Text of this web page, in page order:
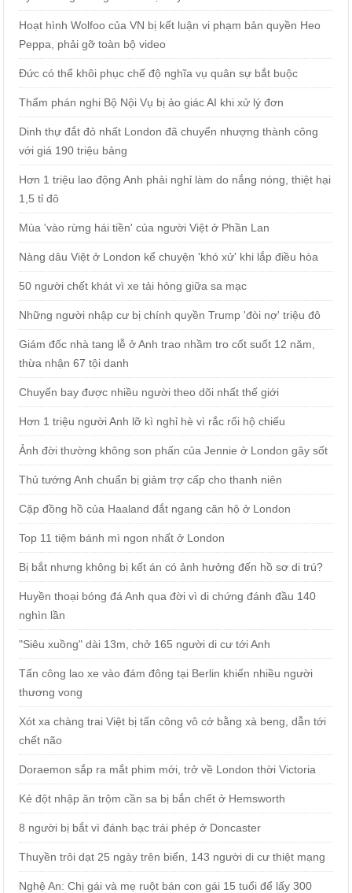
Hoạt hình Wolfoo của VN bị kết luận vi phạm bản quyền Heo
Peppa, phải gỡ toàn bộ video
Đức có thể khôi phục chế độ nghĩa vụ quân sự bắt buộc
Thẩm phán nghi Bộ Nội Vụ bị ảo giác AI khi xử lý đơn
Dinh thự đắt đỏ nhất London đã chuyển nhượng thành công
với giá 190 triệu bảng
Hơn 1 triệu lao động Anh phải nghỉ làm do nắng nóng, thiệt hại
1,5 tỉ đô
Mùa 'vào rừng hái tiền' của người Việt ở Phần Lan
Nàng dâu Việt ở London kể chuyện 'khó xử' khi lắp điều hòa
50 người chết khát vì xe tải hỏng giữa sa mạc
Những người nhập cư bị chính quyền Trump 'đòi nợ' triệu đô
Giám đốc nhà tang lễ ở Anh trao nhầm tro cốt suốt 12 năm,
thừa nhận 67 tội danh
Chuyến bay được nhiều người theo dõi nhất thế giới
Hơn 1 triệu người Anh lỡ kì nghỉ hè vì rắc rối hộ chiếu
Ảnh đời thường không son phấn của Jennie ở London gây sốt
Thủ tướng Anh chuẩn bị giảm trợ cấp cho thanh niên
Cặp đồng hồ của Haaland đắt ngang căn hộ ở London
Top 11 tiệm bánh mì ngon nhất ở London
Bị bắt nhưng không bị kết án có ảnh hưởng đến hồ sơ di trú?
Huyền thoại bóng đá Anh qua đời vì di chứng đánh đầu 140
nghìn lần
"Siêu xuồng" dài 13m, chở 165 người di cư tới Anh
Tấn công lao xe vào đám đông tại Berlin khiến nhiều người
thương vong
Xót xa chàng trai Việt bị tấn công vô cớ bằng xà beng, dẫn tới
chết não
Doraemon sắp ra mắt phim mới, trở về London thời Victoria
Kẻ đột nhập ăn trộm cần sa bị bắn chết ở Hemsworth
8 người bị bắt vì đánh bạc trái phép ở Doncaster
Thuyền trôi dạt 25 ngày trên biển, 143 người di cư thiệt mạng
Nghệ An: Chị gái và mẹ ruột bán con gái 15 tuổi để lấy 300